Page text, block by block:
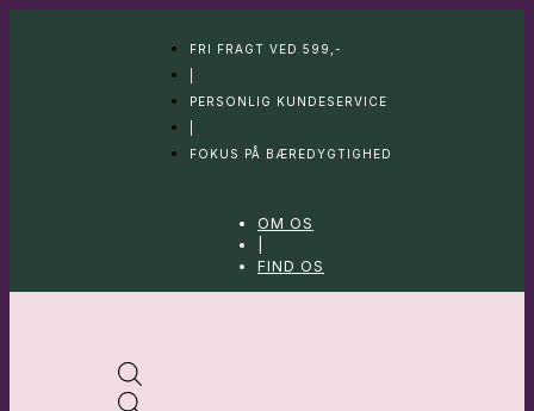
FRI FRAGT VED 599,-
PERSONLIG KUNDESERVICE
FOKUS PÅ BÆREDYGTIGHED
OM OS
FIND OS